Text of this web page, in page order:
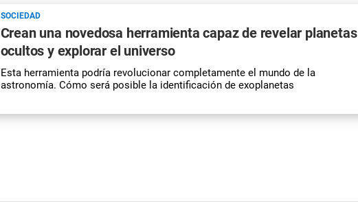
SOCIEDAD
Crean una novedosa herramienta capaz de revelar planetas
ocultos y explorar el universo
Esta herramienta podría revolucionar completamente el mundo de la
astronomía. Cómo será posible la identificación de exoplanetas